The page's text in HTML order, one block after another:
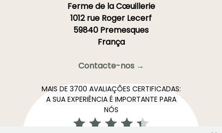
Ferme de la Cœuillerie
1012 rue Roger Lecerf
59840 Premesques
França
Contacte-nos →
MAIS DE 3700 AVALIAÇÕES CERTIFICADAS:
A SUA EXPERIÊNCIA É IMPORTANTE PARA
NÓS